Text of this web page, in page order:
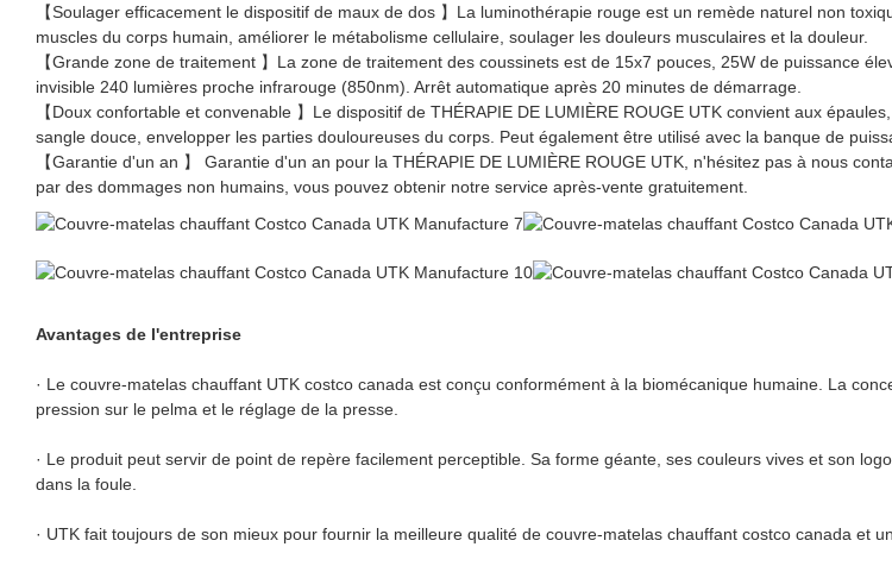
【Soulager efficacement le dispositif de maux de dos 】La luminothérapie rouge est un remède naturel non
muscles du corps humain, améliorer le métabolisme cellulaire, soulager les douleurs musculaires et la douleur.
【Grande zone de traitement 】La zone de traitement des coussinets est de 15x7 pouces, 25W de puissance
invisible 240 lumières proche infrarouge (850nm). Arrêt automatique après 20 minutes de démarrage.
【Doux confortable et convenable 】Le dispositif de THÉRAPIE DE LUMIÈRE ROUGE UTK convient aux
sangle douce, envelopper les parties douloureuses du corps. Peut également être utilisé avec la banque de
【Garantie d'un an 】 Garantie d'un an pour la THÉRAPIE DE LUMIÈRE ROUGE UTK, n'hésitez pas à nous
par des dommages non humains, vous pouvez obtenir notre service après-vente gratuitement.
Avantages de l'entreprise
· Le couvre-matelas chauffant UTK costco canada est conçu conformément à la biomécanique humaine. La
pression sur le pelma et le réglage de la presse.
· Le produit peut servir de point de repère facilement perceptible. Sa forme géante, ses couleurs vives et son
dans la foule.
· UTK fait toujours de son mieux pour fournir la meilleure qualité de couvre-matelas chauffant costco canada et